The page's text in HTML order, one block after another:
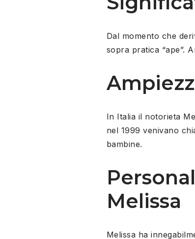
Dal momento che
sopra pratica “ape”.
In Italia il notorieta
nel 1999 venivano
bambine.
Melissa
Melissa ha